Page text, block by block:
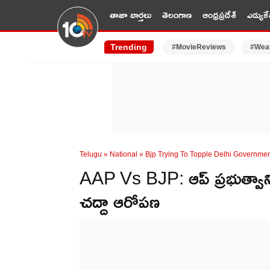
తాజా వార్తలు తెలంగాణ ఆంధ్రప్రదేశ్
Trending #MovieReviews
Telugu » National » Bjp Trying To Topple Delhi
AAP Vs BJP: ఆప్
చద్దా ఆరోపణ